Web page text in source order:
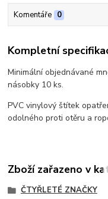
Komentáře 0
Kompletní
Minimální objednávané
násobky 10 ks.
PVC vinylový štítek
odolného proti otěru a
Zboží zařazeno v
ČTYŘLETÉ ZNAČKY